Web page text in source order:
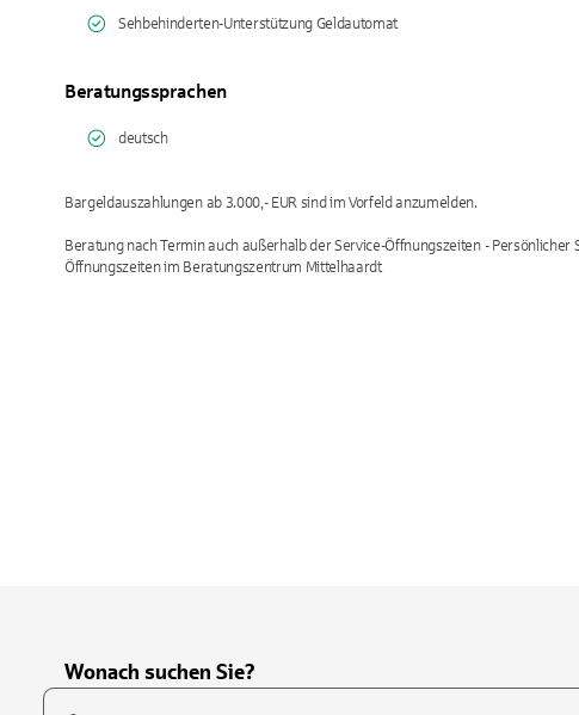
Sehbehinderten-Unterstützung Geldautomat
Beratungssprachen
deutsch
Bargeldauszahlungen ab 3.000,- EUR sind im Vorfeld anzumelden.
Beratung nach Termin auch außerhalb der Service-Öffnungszeiten - Persönlicher
Öffnungszeiten im Beratungszentrum Mittelhaardt
Wonach suchen Sie?
Suchfeld